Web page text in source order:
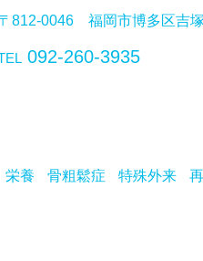
812-0046 福岡市博多区吉
092-260-
栄養 骨粗鬆症 特殊外来